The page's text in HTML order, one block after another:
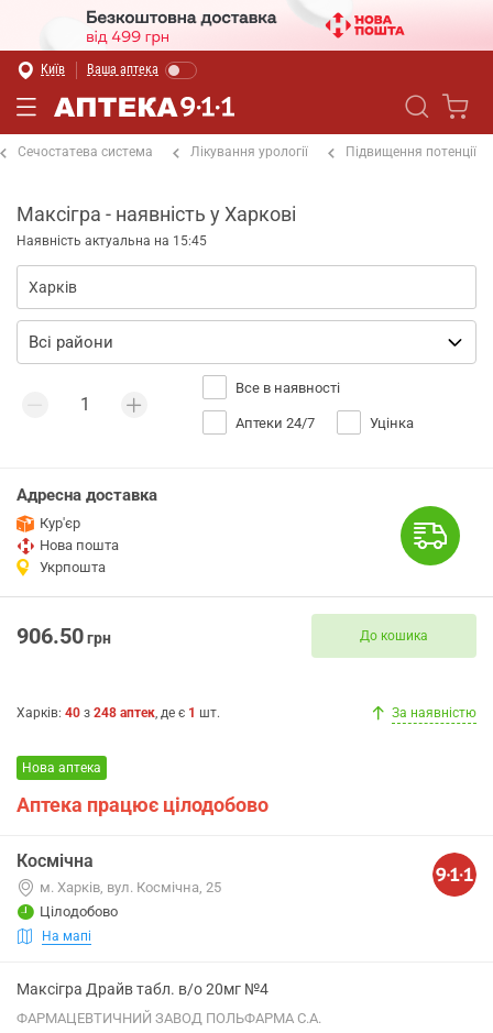
Київ Ваша аптека
Сечостатева система Лікування урології Підвищення потенції
Максігра - наявність у Харкові
Наявність актуальна на 15:45
Все в наявності
Аптеки 24/7 Уцінка
Адресна доставка
Кур'єр
Нова пошта
Укрпошта
906.50грн До кошика
Харків: 40 з 248 аптек, де є 1 шт. За наявністю
Нова аптека
Аптека працює цілодобово
Космічна
м. Харків, вул. Космічна, 25
Цілодобово
На мапі
Максігра Драйв табл. в/о 20мг №4
ФАРМАЦЕВТИЧНИЙ ЗАВОД ПОЛЬФАРМА С.А.